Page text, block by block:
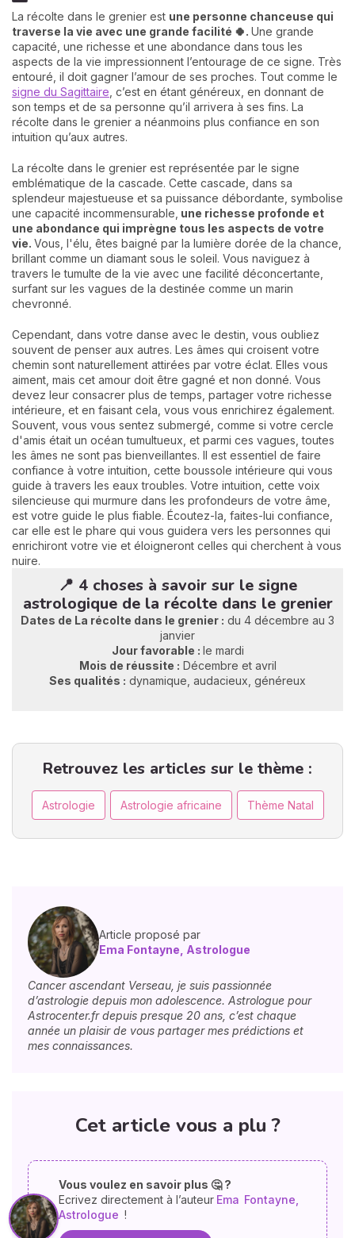
La récolte dans le grenier est une personne chanceuse qui
traverse la vie avec une grande facilité 🍀. Une grande
capacité, une richesse et une abondance dans tous les
aspects de la vie impressionnent l’entourage de ce signe. Très
entouré, il doit gagner l’amour de ses proches. Tout comme le
signe du Sagittaire , c’est en étant généreux, en donnant de
son temps et de sa personne qu’il arrivera à ses fins. La
récolte dans le grenier a néanmoins plus confiance en son
intuition qu’aux autres.
La récolte dans le grenier est représentée par le signe
emblématique de la cascade. Cette cascade, dans sa
splendeur majestueuse et sa puissance débordante, symbolise
une capacité incommensurable, une richesse profonde et
une abondance qui imprègne tous les aspects de votre
vie. Vous, l'élu, êtes baigné par la lumière dorée de la chance,
brillant comme un diamant sous le soleil. Vous naviguez à
travers le tumulte de la vie avec une facilité déconcertante,
surfant sur les vagues de la destinée comme un marin
chevronné.
Cependant, dans votre danse avec le destin, vous oubliez
souvent de penser aux autres. Les âmes qui croisent votre
chemin sont naturellement attirées par votre éclat. Elles vous
aiment, mais cet amour doit être gagné et non donné. Vous
devez leur consacrer plus de temps, partager votre richesse
intérieure, et en faisant cela, vous vous enrichirez également.
Souvent, vous vous sentez submergé, comme si votre cercle
d'amis était un océan tumultueux, et parmi ces vagues, toutes
les âmes ne sont pas bienveillantes. Il est essentiel de faire
confiance à votre intuition, cette boussole intérieure qui vous
guide à travers les eaux troubles. Votre intuition, cette voix
silencieuse qui murmure dans les profondeurs de votre âme,
est votre guide le plus fiable. Écoutez-la, faites-lui confiance,
car elle est le phare qui vous guidera vers les personnes qui
enrichiront votre vie et éloigneront celles qui cherchent à vous
nuire.
📍 4 choses à savoir sur le signe
astrologique de la récolte dans le grenier
Dates de La récolte dans le grenier : du 4 décembre au 3
janvier
Jour favorable : le mardi
Mois de réussite : Décembre et avril
Ses qualités : dynamique, audacieux, généreux
Retrouvez les articles sur le thème :
Astrologie Astrologie africaine Thème Natal
Article proposé par
Ema Fontayne, Astrologue
Cancer ascendant Verseau, je suis passionnée
d’astrologie depuis mon adolescence. Astrologue pour
Astrocenter.fr depuis presque 20 ans, c’est chaque
année un plaisir de vous partager mes prédictions et
mes connaissances.
Cet article vous a plu ?
Vous voulez en savoir plus 🤔 ?
Ecrivez directement à l’auteur Ema Fontayne,
Astrologue !